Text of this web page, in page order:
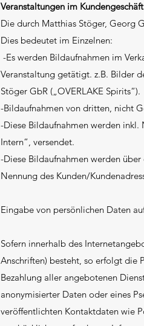
Veranstaltungen im Kundengeschäft
Die durch Matthias Stöger, Georg
Dies bedeutet im Einzelnen:
-Es werden Bildaufnahmen im
Veranstaltung getätigt. z.B. Bilder
Stöger GbR („OVERLAKE Spirits“).
-Bildaufnahmen von dritten, nicht
-Diese Bildaufnahmen werden
Intern“, versendet.
-Diese Bildaufnahmen werden
Nennung des Kunden/
Eingabe von persönlichen Daten
Sofern innerhalb des
Anschriften) besteht, so erfolgt die
Bezahlung aller angebotenen
anonymisierter Daten oder eines
veröffentlichten Kontaktdaten wie